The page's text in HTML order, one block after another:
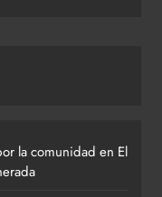
la comunidad en El